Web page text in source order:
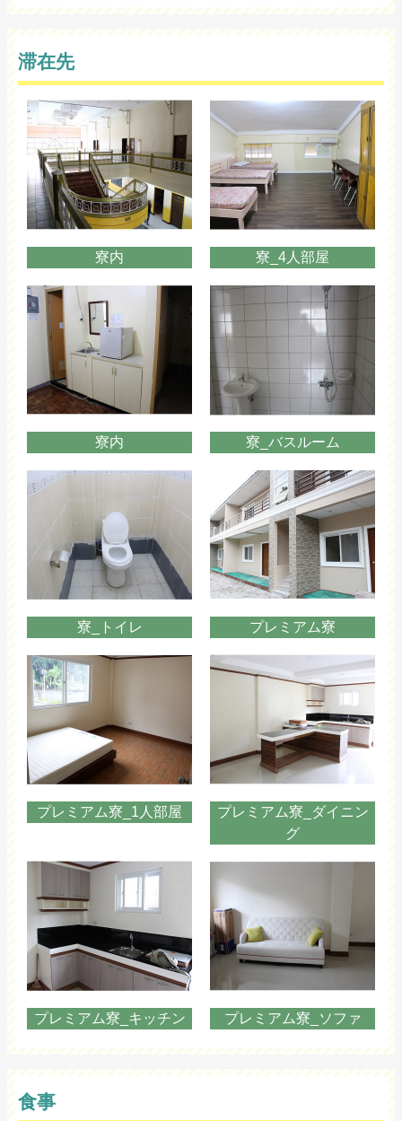
滞在先
寮内 寮_4人部屋
寮内 寮_バスルーム
寮_トイレ プレミアム寮
プレミアム寮_1人部屋
プレミアム寮_ダイニン
グ
プレミアム寮_キッチン プレミアム寮_ソファ
食事